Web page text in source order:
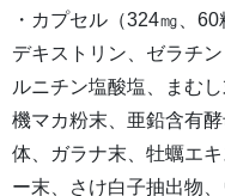
・カプセル（324㎎、60
デキストリン、ゼラチ
ルニチン塩酸塩、まむ
機マカ粉末、亜鉛含有
体、ガラナ末、牡蠣エ
ー末、さけ白子抽出物